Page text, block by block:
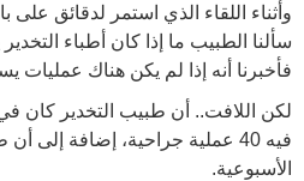
وأثناء اللقاء الذي استمر لدقائق
سألنا الطبيب ما إذا كان أطباء
فأخبرنا أنه إذا لم يكن هناك
لكن اللافت.. أن طبيب التخدير كان
فيه 40 عملية جراحية، إضافة إلى
الأسبوعية.